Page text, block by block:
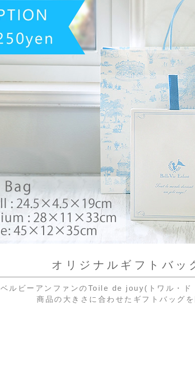
オリジナルギフトバッ
ベルビーアンファンのToile de jouy(トワル・ド
商品の大きさに合わせたギフトバッグ